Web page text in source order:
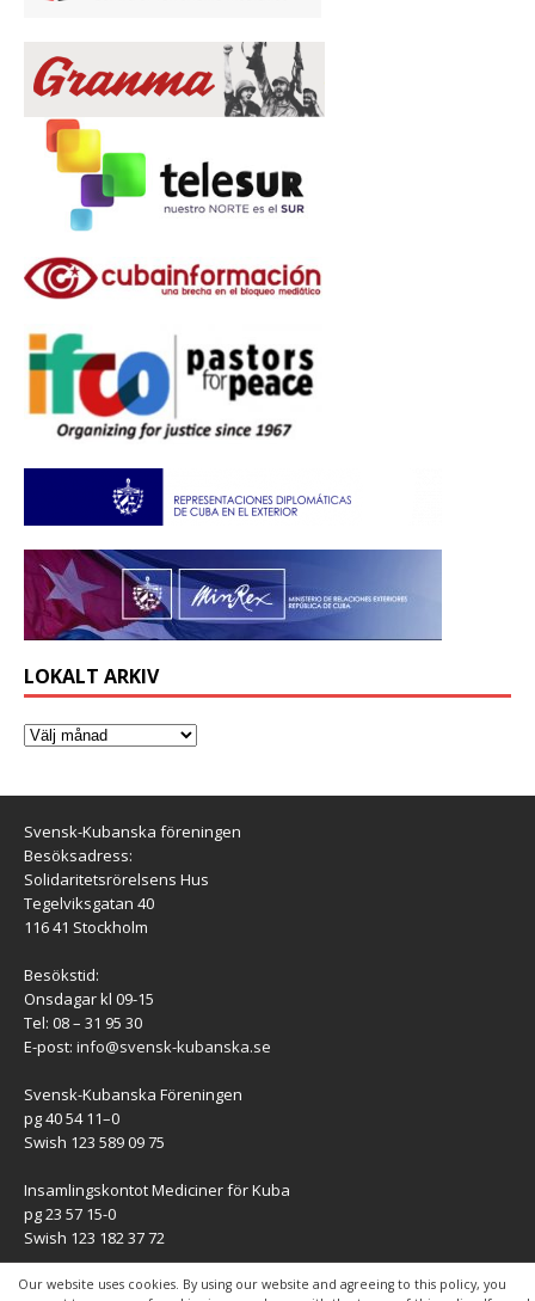
Our website uses cookies. By using our website and agreeing to this policy, you
LOKALT ARKIV
Svensk-Kubanska föreningen
Besöksadress:
Solidaritetsrörelsens Hus
Tegelviksgatan 40
116 41 Stockholm
Besökstid:
Onsdagar kl 09-15
Tel: 08 – 31 95 30
E-post: info@svensk-kubanska.se
Svensk-Kubanska Föreningen
pg 40 54 11–0
Swish 123 589 09 75
Insamlingskontot Mediciner för Kuba
pg 23 57 15-0
Swish 123 182 37 72
KONTAKT